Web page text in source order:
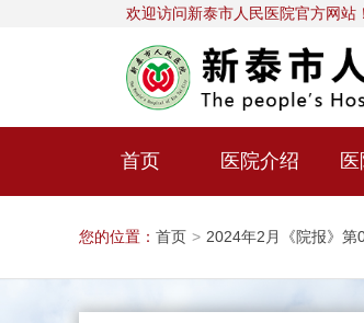
欢迎访问新泰市人民医院官方网站！
首页 医院介绍
您的位置： 首页 > 2024年2月《院报》第